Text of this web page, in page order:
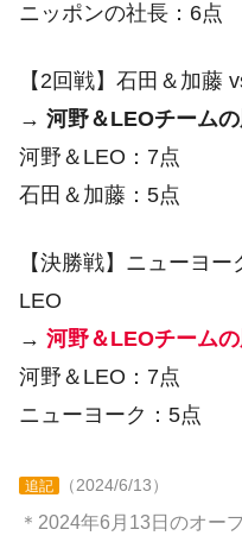
ニッポンの社長：6点
【2回戦】石田＆加藤
→ 河野＆LEOチームの
河野＆LEO：7点
石田＆加藤：5点
【決勝戦】ニューヨ
LEO
→ 河野＆LEOチームの
河野＆LEO：7点
ニューヨーク：5点
追記 （2024/6/13）
＊2024年6月13日のオー